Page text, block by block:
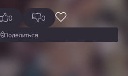
0 0
Поделиться